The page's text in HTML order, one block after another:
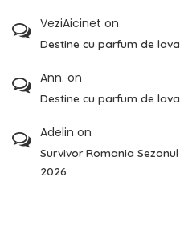
VeziAicinet on
Destine cu parfum de
Ann. on
Destine cu parfum de
Adelin on
Survivor Romania
2026